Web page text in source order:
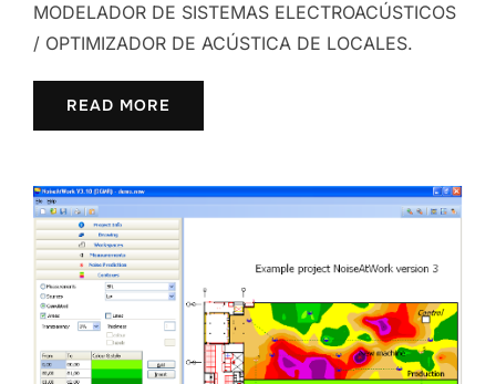
MODELADOR DE SISTEMAS ELECTROACÚSTICOS
/ OPTIMIZADOR DE ACÚSTICA DE LOCALES.
READ MORE